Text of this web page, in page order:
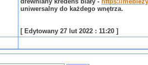
uniwersalny do każdego wnętrza.
[ Edytowany 27 lut 2022 : 11:20 ]